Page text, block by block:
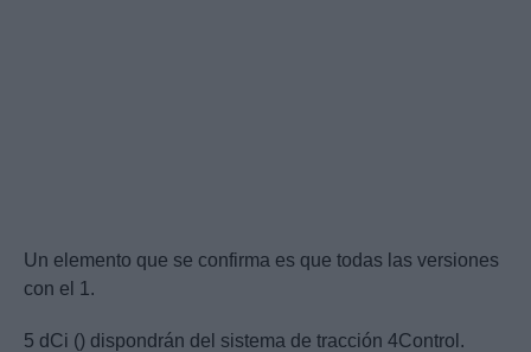
Un elemento que se confirma es que todas las versiones
con el 1.
5 dCi () dispondrán del sistema de tracción 4Control.